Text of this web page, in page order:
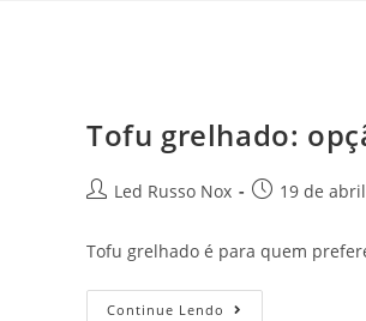
Tofu grelhado:
Led Russo Nox 19 de
Tofu grelhado é para quem
Continue Lendo